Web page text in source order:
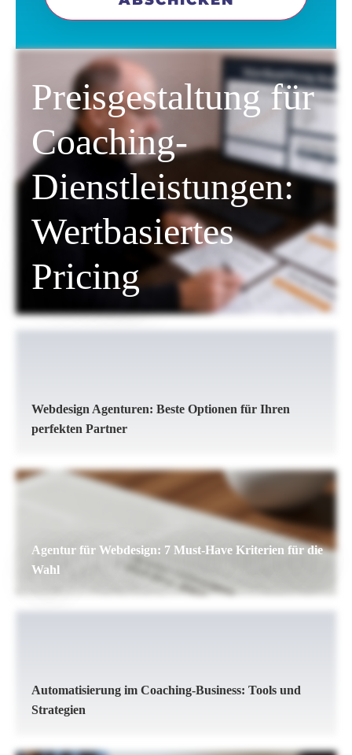
Preisgestaltung für
Coaching-
Dienstleistungen:
Wertbasiertes
Pricing
Webdesign Agenturen: Beste Optionen für Ihren
perfekten Partner
Agentur für Webdesign: 7 Must-Have Kriterien für die
Wahl
Automatisierung im Coaching-Business: Tools und
Strategien